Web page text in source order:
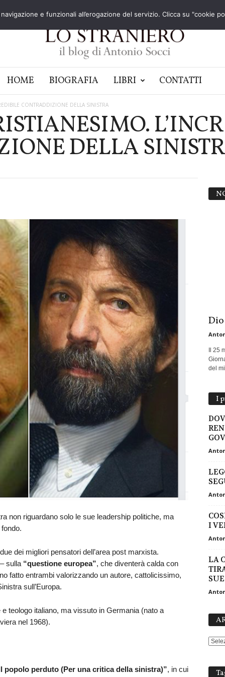
HOME BIOGRAFIA LIBRI CONTATTI
CONTRADDIZIONE DELLA SINISTRA
DELLA
non riguardano solo le sue leadership politiche, ma
dei migliori pensatori dell’area post marxista.
sulla “questione europea”, che diventerà calda con
fatto entrambi valorizzando un autore, cattolicissimo,
sull’Europa.
teologo italiano, ma vissuto in Germania (nato a
nel 1968).
popolo perduto (Per una critica della sinistra)”, in cui
Il 25
del
I
I
LA
e funzionali all’erogazione del servizio. Clicca su "cookie